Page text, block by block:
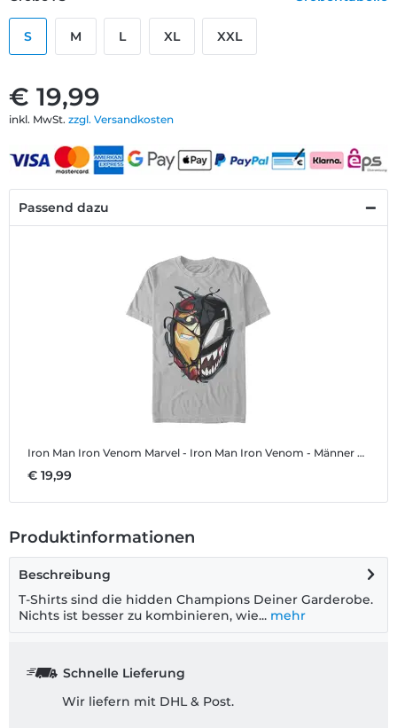
€ 19,99
inkl. MwSt. zzgl. Versandkosten
S M L XL XXL
Passend dazu
Iron Man Iron Venom Marvel - Iron Man Iron Venom - Männer T-Shirt
€ 19,99
Produktinformationen
Beschreibung
T-Shirts sind die hidden Champions Deiner Garderobe.
Nichts ist besser zu kombinieren, wie... mehr
Schnelle Lieferung
Wir liefern mit DHL & Post.